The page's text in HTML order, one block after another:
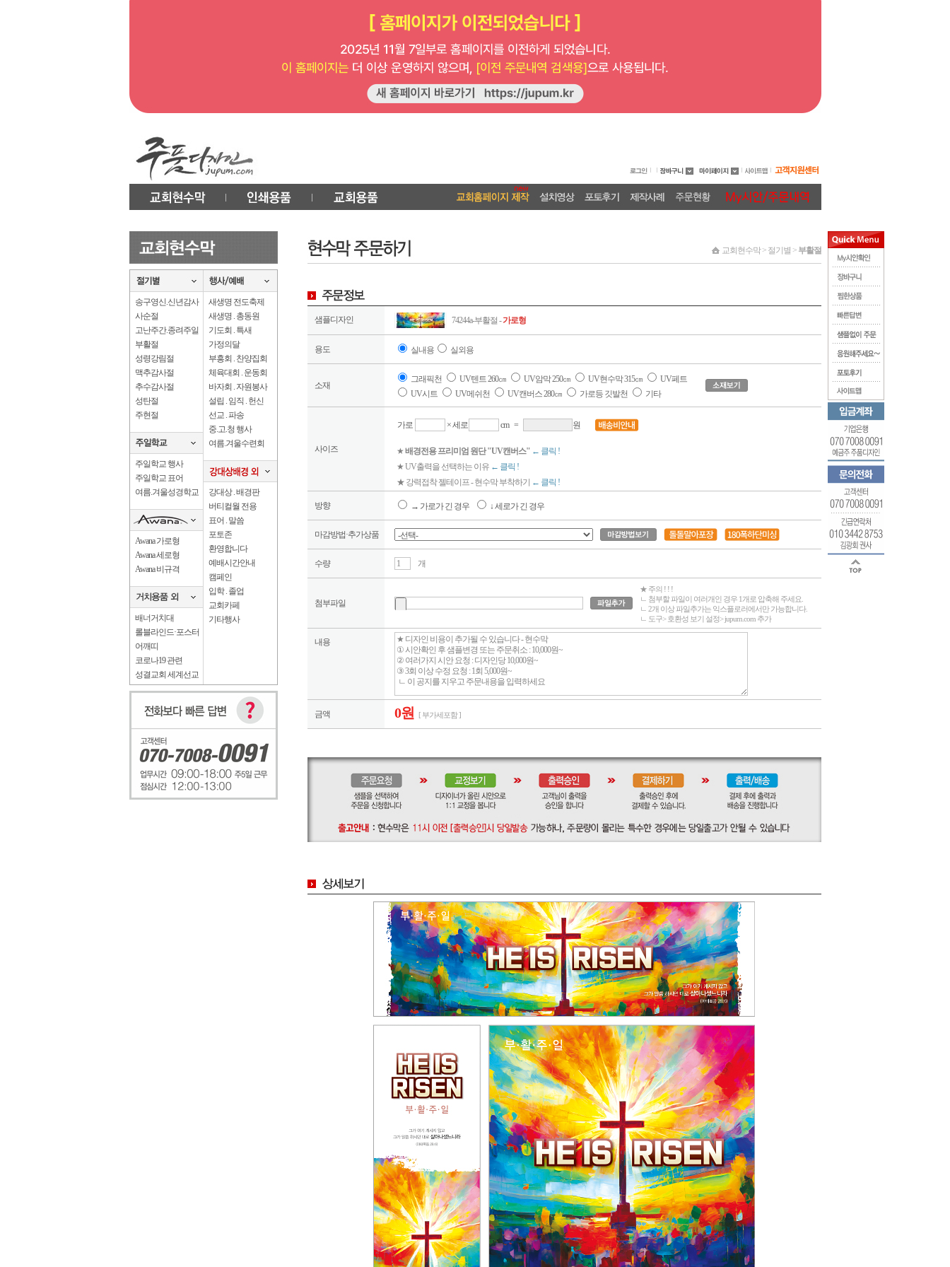
송구영신.신년감사
사순절
고난주간.종려주일
부활절
성령강림절
맥추감사절
추수감사절
성탄절
주현절
주일학교 행사
주일학교 표어
여름.겨울성경학교
Awana 가로형
Awana 세로형
Awana 비규격
배너거치대
롤블라인드·포스터
어깨띠
코로나19 관련
성결교회 세계선교
새생명 전도축제
새생명 . 총동원
기도회 . 특새
가정의달
부흥회 . 찬양집회
체육대회 . 운동회
바자회 . 자원봉사
설립 . 임직 . 헌신
선교 . 파송
중.고.청 행사
여름.겨울수련회
강대상 . 배경판
버티컬월 전용
표어 . 말씀
포토존
환영합니다
예배시간안내
캠페인
입학 . 졸업
교회카페
기타행사
교회현수막 > 절기별 > 부활절
샘플디자인 74244a-부활절 -가로형
용도 실내용 실외용
소재
그래픽천 UV텐트 260㎝ UV암막 250㎝ UV현수막 315㎝
UV페트
UV시트
UV메쉬천 UV캔버스 280㎝ 가로등 깃발천 기타
사이즈
가로 × 세로 cm = 원
★배경전용 프리미엄 원단 "UV캔버스" ← 클릭 !
★ UV출력을 선택하는 이유 ← 클릭 !
★ 강력접착 젤테이프 - 현수막 부착하기 ← 클릭 !
방향 → 가로가 긴 경우 ↓ 세로가 긴 경우
마감방법·추가상품
수량 개
첨부파일
★ 주의 ! ! !
ㄴ 첨부할 파일이 여러개인 경우 1개로 압축해 주세요.
ㄴ 2개 이상 파일추가는 익스플로러에서만 가능합니다.
ㄴ 도구> 호환성 보기 설정> jupum.com 추가
내용
금액 0원 [ 부가세포함 ]